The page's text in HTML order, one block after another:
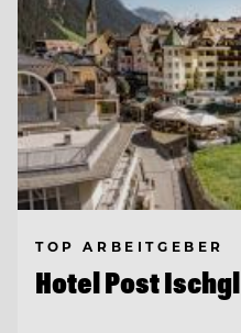
TOP ARBEITGEBER
Hotel Post Ischgl